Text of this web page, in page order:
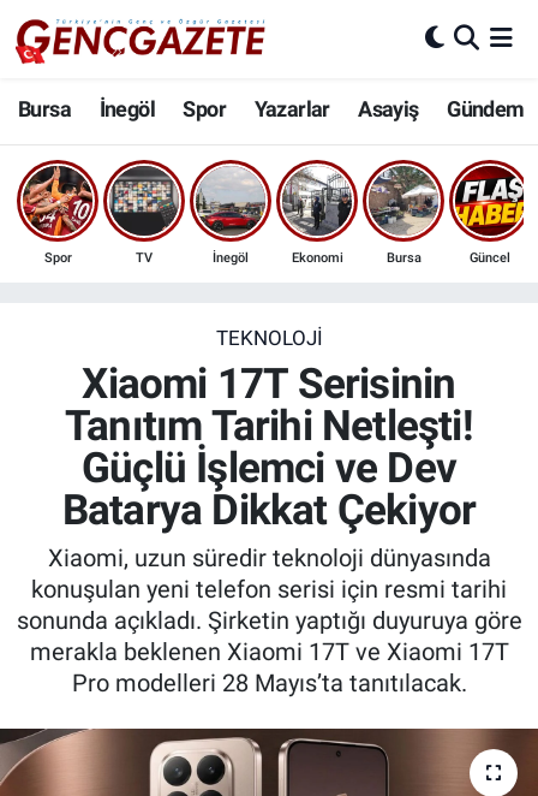
Bursa İnegöl Spor Yazarlar Asayiş Gündem
Spor TV İnegöl Ekonomi Bursa Güncel
TEKNOLOJI
Xiaomi 17T Serisinin
Tanıtım Tarihi Netleşti!
Güçlü İşlemci ve Dev
Batarya Dikkat Çekiyor
Xiaomi, uzun süredir teknoloji dünyasında
konuşulan yeni telefon serisi için resmi tarihi
sonunda açıkladı. Şirketin yaptığı duyuruya göre
merakla beklenen Xiaomi 17T ve Xiaomi 17T
Pro modelleri 28 Mayıs’ta tanıtılacak.
Bursa
İnegöl
3.SAYFA
Ekonomi
Güncel
İnanç
Kadın & Aile
Kültür & Sanat
Nöbetçi Eczaneler
Hava Durumu
Trafik Durumu
Son Dakika Haberleri
Haber Arşivi